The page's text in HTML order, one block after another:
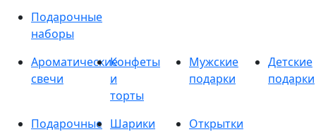
Подарочные
наборы
Ароматические
свечи
Конфеты
и
торты
Мужские
подарки
Детские
подарки
Подарочные Шарики
Открытки